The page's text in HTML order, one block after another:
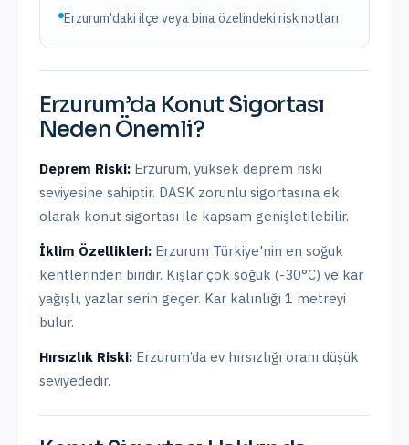
Erzurum'daki ilçe veya bina özelindeki risk notları
Erzurum’da Konut Sigortası
Neden Önemli?
Deprem Riski: Erzurum, yüksek deprem riski
seviyesine sahiptir. DASK zorunlu sigortasına ek
olarak konut sigortası ile kapsam genişletilebilir.
İklim Özellikleri: Erzurum Türkiye'nin en soğuk
kentlerinden biridir. Kışlar çok soğuk (-30°C) ve kar
yağışlı, yazlar serin geçer. Kar kalınlığı 1 metreyi
bulur.
Hırsızlık Riski: Erzurum’da ev hırsızlığı oranı düşük
seviyededir.